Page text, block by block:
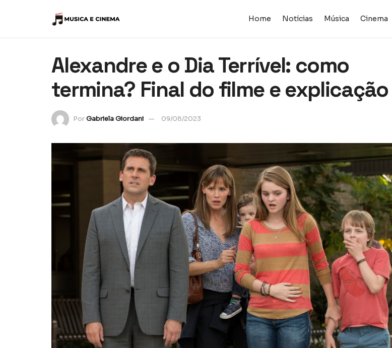
Home Notícias Música Cinema
Alexandre e o Dia Terrível: como
termina? Final do filme e explicação
PorGabriela Giordani 09/08/2023